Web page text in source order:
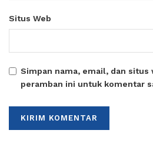
Situs Web
Simpan nama, email, dan situs
peramban ini untuk komentar